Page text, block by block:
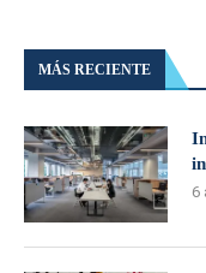
MÁS RECIENTE
6